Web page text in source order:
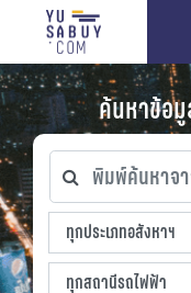
ค้นหาข้อ
พิมพ์ค้นหาจากชื่อ
ทุกประเภทอสังหาฯ
ทุกประเภทอสังหาฯ
sproperty
ทุกทำเลที่ตั้ง
ทุกสถานีรถไฟฟ้า
ทุกสถานีรถไฟฟ้า
ทุกช่วงราคา